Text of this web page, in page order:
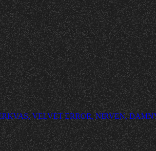
VELVET ERROR, NIRVEN,